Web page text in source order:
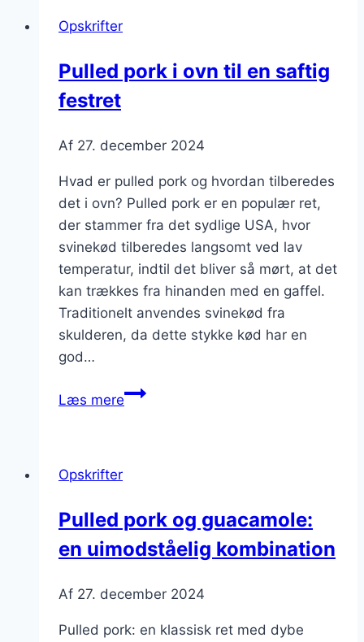
Opskrifter
Pulled pork i ovn til en saftig
festret
Af 27. december 2024
Hvad er pulled pork og hvordan tilberedes
det i ovn? Pulled pork er en populær ret,
der stammer fra det sydlige USA, hvor
svinekød tilberedes langsomt ved lav
temperatur, indtil det bliver så mørt, at det
kan trækkes fra hinanden med en gaffel.
Traditionelt anvendes svinekød fra
skulderen, da dette stykke kød har en
god…
Læs merePulled
saftig
festret
Opskrifter
Pulled pork og guacamole:
en uimodståelig kombination
Af 27. december 2024
Pulled pork: en klassisk ret med dybe